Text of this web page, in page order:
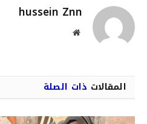
hussein Znn
موقع
المقالات ذات الصلة